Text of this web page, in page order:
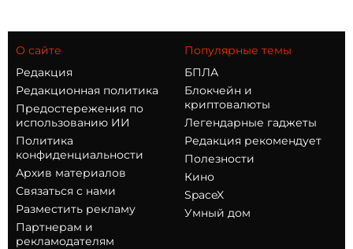
О сайте
Редакция
Редакционная политика
Предостережения по
использованию ИИ
Политика
конфиденциальности
Архив материалов
Связаться с нами
Разместить рекламу
Партнерам и
рекламодателям
Популярные темы
БПЛА
Блокчейн и
криптовалюты
Легендарные гаджеты
Редакция рекомендует
Полезности
Кино
SpaceX
Умный дом